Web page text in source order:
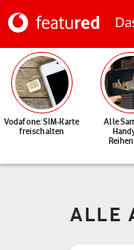
Vodafone: SIM-Karte
freischalten
Alle
ALLE